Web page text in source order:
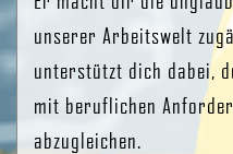
unserer Arbeitswelt
unterstützt dich dabei,
mit beruflichen
abzugleichen.